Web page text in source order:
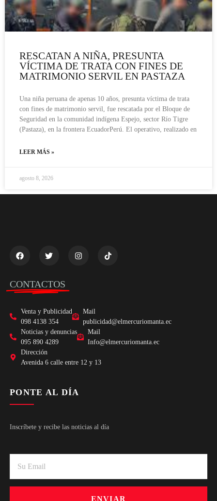
RESCATAN A NIÑA, PRESUNTA
VÍCTIMA DE TRATA CON FINES DE
MATRIMONIO SERVIL EN PASTAZA
Una niña peruana de apenas 10 años, presunta víctima de trata
con fines de matrimonio servil, fue rescatada por el Bloque de
Seguridad en la comunidad indígena Espejo, sector Río Tigre
(Pastaza), en la frontera EcuadorPerú. El operativo, realizado en
LEER MÁS »
agosto 8, 2026
CONTACTOS
Venta y Publicidad
098 4138 354
Mail
publicidad@elmercuriomanta.ec
Noticias y denuncias
095 890 4289
Mail
Info@elmercuriomanta.ec
Dirección
Avenida 6 calle entre 12 y 13
PONTE AL DÍA
Inscríbete y recibe las noticias al día
ENVIAR